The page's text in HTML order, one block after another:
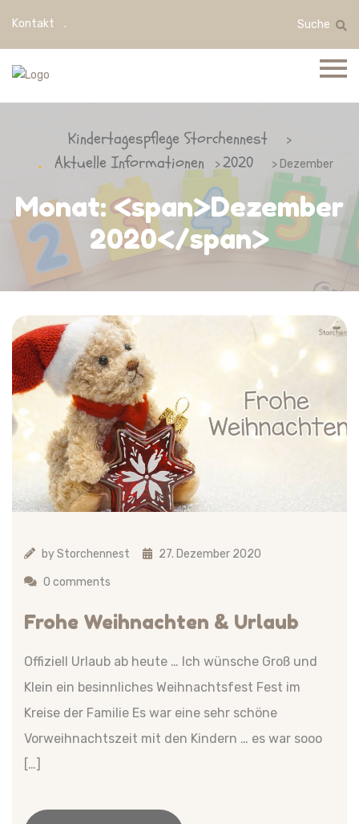
Kontakt Suche
Kindertagespflege Storchennest >
Aktuelle Informationen >2020 > Dezember
Monat: <span>Dezember
2020</span>
byStorchennest 27. Dezember 2020
0 comments
Frohe Weihnachten & Urlaub
Offiziell Urlaub ab heute … Ich wünsche Groß und
Klein ein besinnliches Weihnachtsfest Fest im
Kreise der Familie Es war eine sehr schöne
Vorweihnachtszeit mit den Kindern … es war sooo
[…]